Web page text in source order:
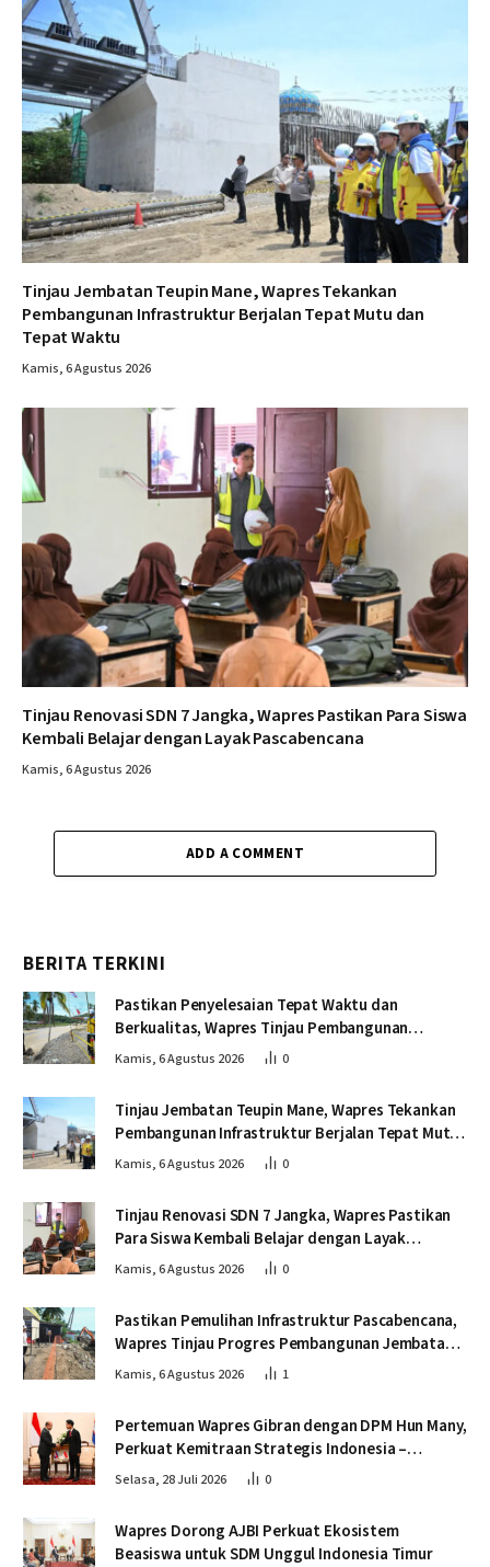
Tinjau Jembatan Teupin Mane, Wapres Tekankan
Pembangunan Infrastruktur Berjalan Tepat Mutu dan
Tepat Waktu
Kamis, 6 Agustus 2026
Tinjau Renovasi SDN 7 Jangka, Wapres Pastikan Para Siswa
Kembali Belajar dengan Layak Pascabencana
Kamis, 6 Agustus 2026
ADD A COMMENT
BERITA TERKINI
Pastikan Penyelesaian Tepat Waktu dan
Berkualitas, Wapres Tinjau Pembangunan
Jembatan Lumut
Kamis, 6 Agustus 2026 0
Tinjau Jembatan Teupin Mane, Wapres Tekankan
Pembangunan Infrastruktur Berjalan Tepat Mutu
dan Tepat Waktu
Kamis, 6 Agustus 2026 0
Tinjau Renovasi SDN 7 Jangka, Wapres Pastikan
Para Siswa Kembali Belajar dengan Layak
Pascabencana
Kamis, 6 Agustus 2026 0
Pastikan Pemulihan Infrastruktur Pascabencana,
Wapres Tinjau Progres Pembangunan Jembatan
Krueng Tingkeum Bireuen
Kamis, 6 Agustus 2026 1
Pertemuan Wapres Gibran dengan DPM Hun Many,
Perkuat Kemitraan Strategis Indonesia –
Kamboja
Selasa, 28 Juli 2026 0
Wapres Dorong AJBI Perkuat Ekosistem
Beasiswa untuk SDM Unggul Indonesia Timur